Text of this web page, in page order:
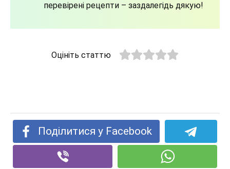
перевірені рецепти – заздалегідь дякую!
Оцініть статтю
Поділитися у Facebook